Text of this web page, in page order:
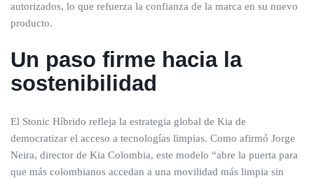
autorizados, lo que refuerza la confianza de la marca en su nuevo
producto.
Un paso firme hacia la
sostenibilidad
El Stonic Híbrido refleja la estrategia global de Kia de
democratizar el acceso a tecnologías limpias. Como afirmó Jorge
Neira, director de Kia Colombia, este modelo “abre la puerta para
que más colombianos accedan a una movilidad más limpia sin